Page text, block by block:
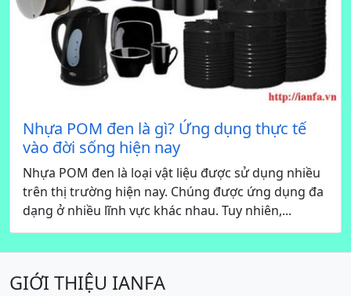
Nhựa POM đen là gì? Ứng dụng thực tế
vào đời sống hiện nay
Nhựa POM đen là loại vật liệu được sử dụng nhiều
trên thị trường hiện nay. Chúng được ứng dụng đa
dạng ở nhiều lĩnh vực khác nhau. Tuy nhiên,...
GIỚI THIỆU IANFA